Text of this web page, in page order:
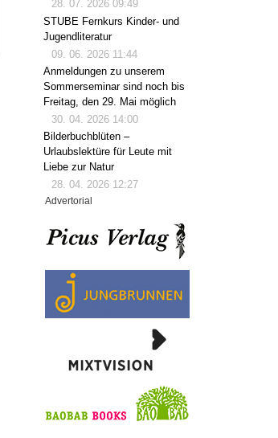
28. 07. 2026 09:49
STUBE Fernkurs Kinder- und
Jugendliteratur
09. 06. 2026 11:44
Anmeldungen zu unserem
Sommerseminar sind noch bis
Freitag, den 29. Mai möglich
30. 04. 2026 14:00
Bilderbuchblüten –
Urlaubslektüre für Leute mit
Liebe zur Natur
28. 04. 2026 12:27
Advertorial